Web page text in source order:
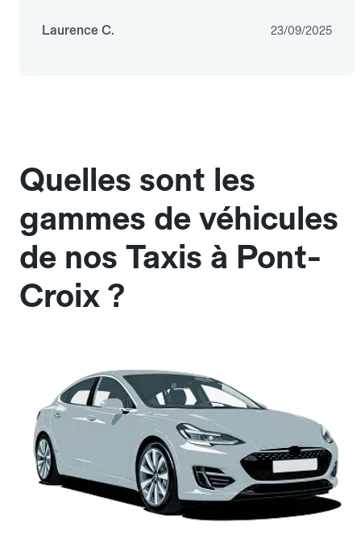
Laurence C. 23/09/2025
Quelles sont les
gammes de véhicules
de nos Taxis à Pont-
Croix ?